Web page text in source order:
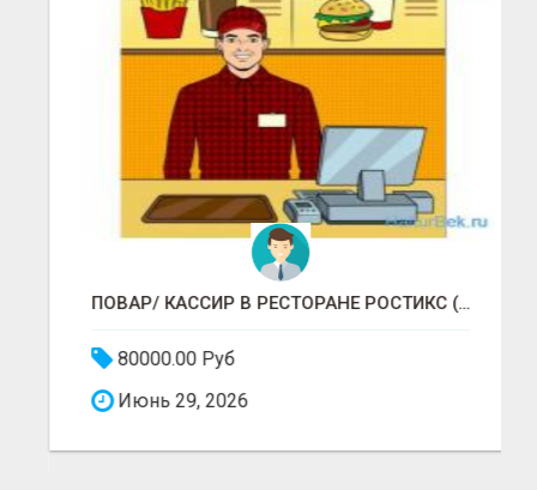
ПОВАР/ КАССИР В РЕСТОРАНЕ РОСТИКС (КФС)
80000.00 Руб
Июнь 29, 2026